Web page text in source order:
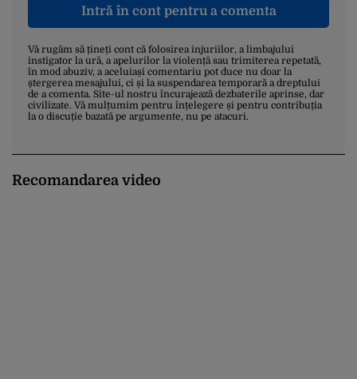
Intră în cont pentru a comenta
Vă rugăm să țineți cont că folosirea injuriilor, a limbajului
instigator la ură, a apelurilor la violență sau trimiterea repetată,
în mod abuziv, a aceluiași comentariu pot duce nu doar la
ștergerea mesajului, ci și la suspendarea temporară a dreptului
de a comenta. Site-ul nostru încurajează dezbaterile aprinse, dar
civilizate. Vă mulțumim pentru înțelegere și pentru contribuția
la o discuție bazată pe argumente, nu pe atacuri.
Recomandarea video